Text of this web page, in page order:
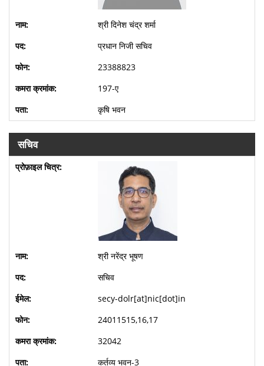
श्री दिनेश चंद्र शर्मा
प्रधान निजी सचिव
23388823
197-ए
कृषि भवन
सचिव
श्री नरेंद्र भूषण
सचिव
secy-dolr[at]nic[dot]in
24011515,16,17
32042
कर्तव्य भवन-3